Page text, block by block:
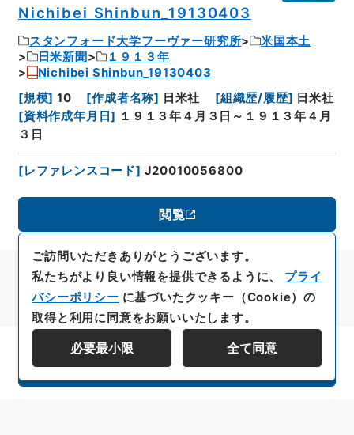
Nichibei Shinbun_19130403
スタンフォード大学フーヴァー研究所
米国本土
日米新聞
１９１３年
Nichibei Shinbun_19130403
[規模] 10 [作成者名称] 日米社 [組織歴/履歴] 日米社
[資料作成年月日] １９１３年４月３日～１９１３年４月
３日
[レファレンスコード] J20010056800
閲覧
資料群階層を表示する
ご訪問いただきありがとうございます。
私たちがより良い情報を提供できるように、 プライ
バシーポリシー に基づいたクッキー（Cookie）の
取得と利用に同意をお願いいたします。
必要最小限 全て同意